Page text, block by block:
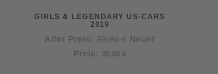
GIRLS & LEGENDARY US-CARS
2019
Alter Preis:
Ursprünglicher
Neuer
Preis: 30,00 €Aktueller